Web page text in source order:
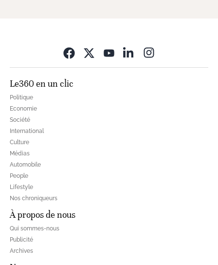
Le360 en un clic
Politique
Economie
Société
International
Culture
Médias
Automobile
People
Lifestyle
Nos chroniqueurs
À propos de nous
Qui sommes-nous
Publicité
Archives